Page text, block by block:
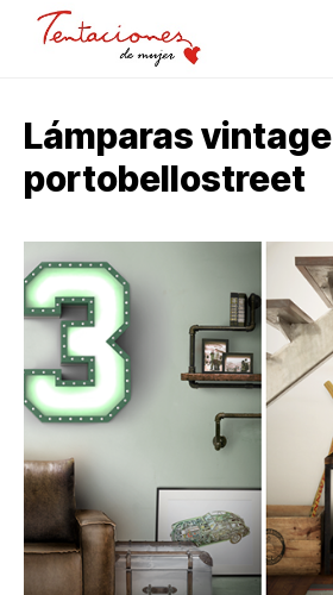
Lámparas vintage
portobellostreet